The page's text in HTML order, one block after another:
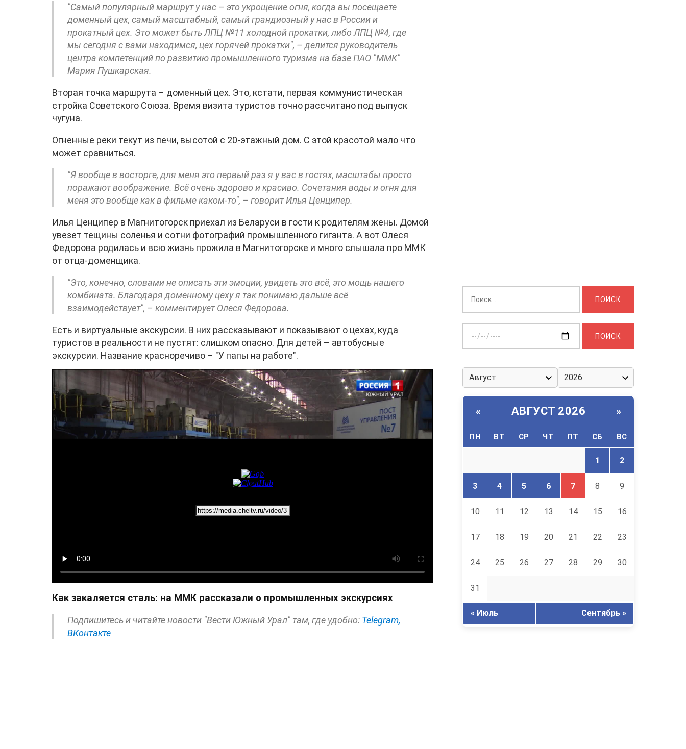
"Самый популярный маршрут у нас – это укрощение огня, когда вы посещаете
доменный цех, самый масштабный, самый грандиозный у нас в России и
прокатный цех. Это может быть ЛПЦ №11 холодной прокатки, либо ЛПЦ №4, где
мы сегодня с вами находимся, цех горячей прокатки", – делится руководитель
центра компетенций по развитию промышленного туризма на базе ПАО "ММК"
Мария Пушкарская.
Вторая точка маршрута – доменный цех. Это, кстати, первая коммунистическая
стройка Советского Союза. Время визита туристов точно рассчитано под выпуск
чугуна.
Огненные реки текут из печи, высотой с 20-этажный дом. С этой красотой мало что
может сравниться.
"Я вообще в восторге, для меня это первый раз я у вас в гостях, масштабы просто
поражают воображение. Всё очень здорово и красиво. Сочетания воды и огня для
меня это вообще как в фильме каком-то", – говорит Илья Ценципер.
Илья Ценципер в Магнитогорск приехал из Беларуси в гости к родителям жены. Домой
увезет тещины соленья и сотни фотографий промышленного гиганта. А вот Олеся
Федорова родилась и всю жизнь прожила в Магнитогорске и много слышала про ММК
от отца-доменщика.
"Это, конечно, словами не описать эти эмоции, увидеть это всё, это мощь нашего
комбината. Благодаря доменному цеху я так понимаю дальше всё
взаимодействует", – комментирует Олеся Федорова.
Есть и виртуальные экскурсии. В них рассказывают и показывают о цехах, куда
туристов в реальности не пустят: слишком опасно. Для детей – автобусные
экскурсии. Название красноречиво – "У папы на работе".
Как закаляется сталь: на ММК рассказали о промышленных экскурсиях
Подпишитесь и читайте новости "Вести Южный Урал" там, где удобно: Telegram,
ВКонтакте
дату:
« АВГУСТ 2026 »
ПН ВТ СР ЧТ ПТ СБ ВС
1 2
3 4 5 6 7 8 9
10 11 12 13 14 15 16
17 18 19 20 21 22 23
24 25 26 27 28 29 30
31
« Июль Сентябрь »